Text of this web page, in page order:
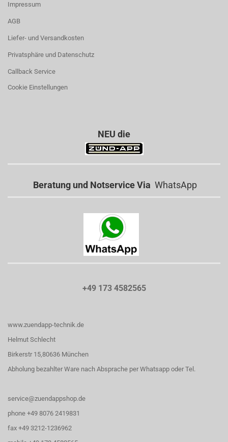
Impressum
AGB
Liefer- und Versandkosten
Privatsphäre und Datenschutz
Callback Service
Cookie Einstellungen
NEU die
Beratung und Notservice Via WhatsApp
+49 173 4582565
www.zuendapp-technik.de
Helmut Schlecht
Birkerstr 15,80636 München
Abholung bezahlter Ware nach Absprache per Whatsapp oder Tel.
service@zuendappshop.de
phone +49 8076 2419831
fax +49 3212-1236962